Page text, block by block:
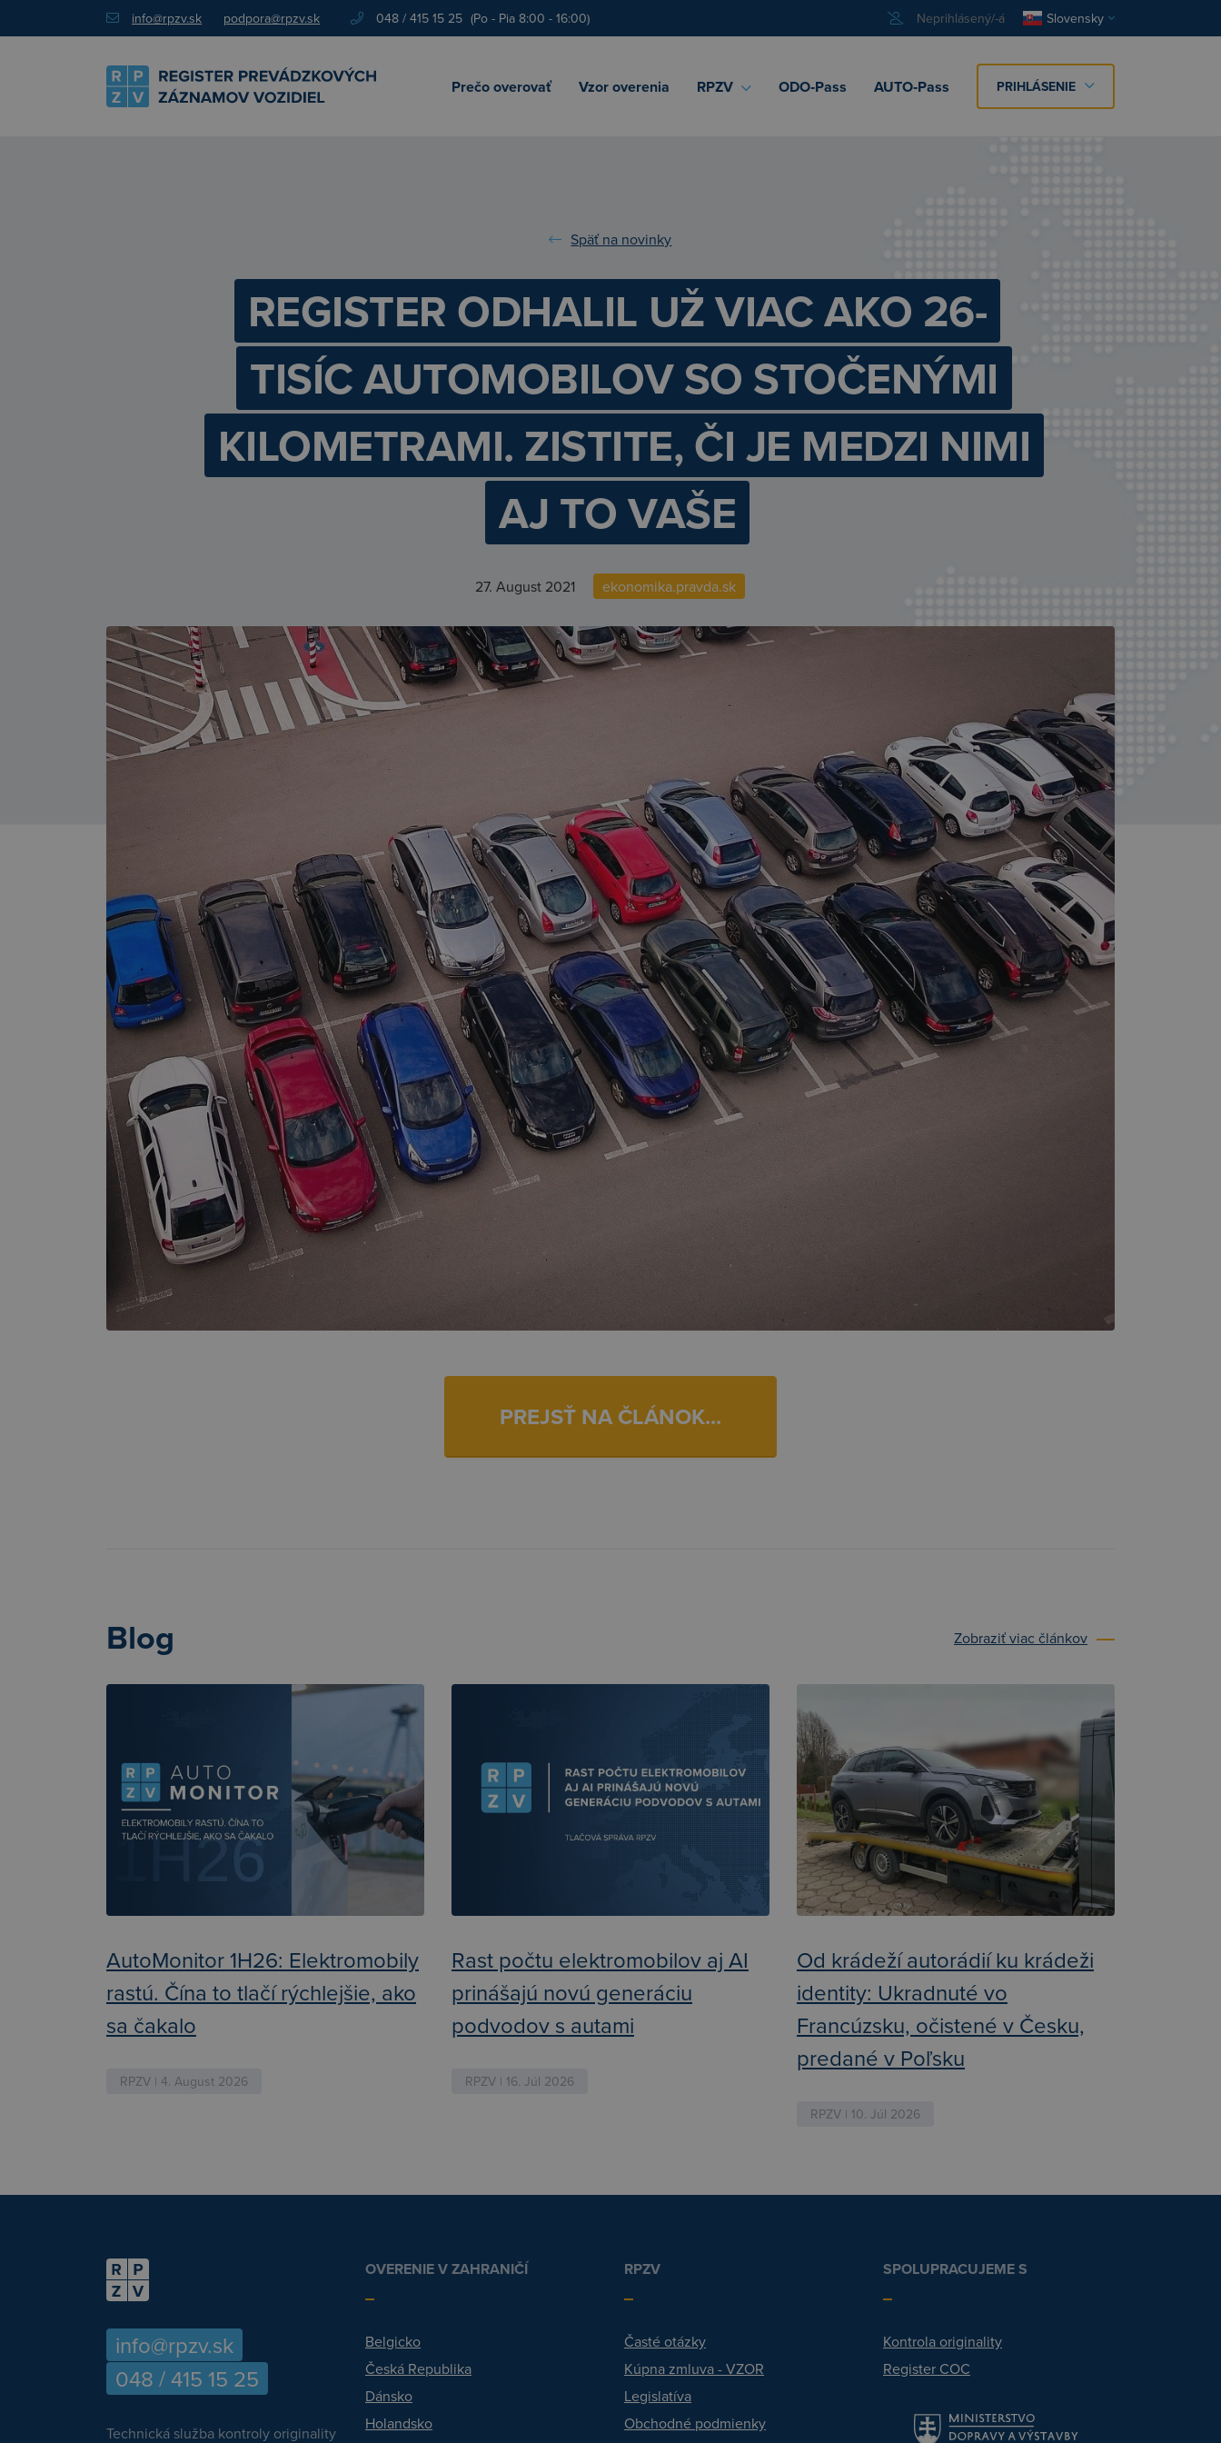
info@rpzv.sk podpora@rpzv.sk 048 / 415 15 25 (Po - Pia 8:00 - 16:00) Neprihlásený/-á Slovensky
Prečo overovať Vzor overenia RPZV ODO‑Pass AUTO‑Pass PRIHLÁSENIE
Späť na novinky
REGISTER ODHALIL UŽ VIAC AKO 26-
TISÍC AUTOMOBILOV SO STOČENÝMI
KILOMETRAMI. ZISTITE, ČI JE MEDZI NIMI
AJ TO VAŠE
27. August 2021 ekonomika.pravda.sk
PREJSŤ NA ČLÁNOK...
Blog Zobraziť viac článkov
AutoMonitor 1H26: Elektromobily
rastú. Čína to tlačí rýchlejšie, ako
sa čakalo
RPZV | 4. August 2026
Rast počtu elektromobilov aj AI
prinášajú novú generáciu
podvodov s autami
RPZV | 16. Júl 2026
Od krádeží autorádií ku krádeži
identity: Ukradnuté vo
Francúzsku, očistené v Česku,
predané v Poľsku
RPZV | 10. Júl 2026
info@rpzv.sk
048 / 415 15 25
Technická služba kontroly originality
OVERENIE V ZAHRANIČÍ
Belgicko
Česká Republika
Dánsko
Holandsko
RPZV
Časté otázky
Kúpna zmluva - VZOR
Legislatíva
Obchodné podmienky
SPOLUPRACUJEME S
Kontrola originality
Register COC